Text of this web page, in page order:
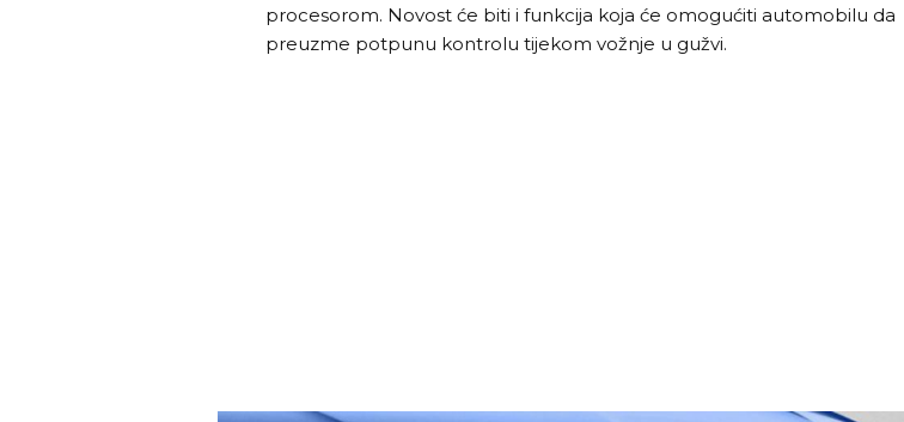
procesorom. Novost će biti i funkcija koja će omogućiti automobilu da
preuzme potpunu kontrolu tijekom vožnje u gužvi.